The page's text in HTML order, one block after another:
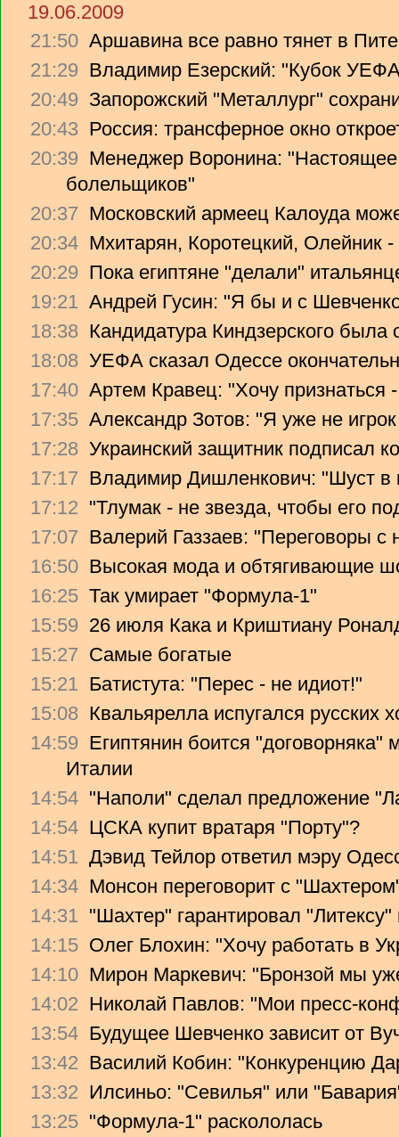
19.06.2009
21:50 Аршавина все равно тянет в
21:29 Владимир Езерский: "Кубок
20:49 Запорожский "Металлург"
20:43 Россия: трансферное окно
20:39 Менеджер Воронина: "Настоящее
болельщиков"
20:37 Московский армеец Калоуда
20:34 Мхитарян, Коротецкий, Олейник -
20:29 Пока египтяне "делали"
19:21 Андрей Гусин: "Я бы и с
18:38 Кандидатура Киндзерского была
18:08 УЕФА сказал Одессе
17:40 Артем Кравец: "Хочу признаться
17:35 Александр Зотов: "Я уже не
17:28 Украинский защитник подписал
17:17 Владимир Дишленкович: "Шуст в
17:12 "Тлумак - не звезда, чтобы его
17:07 Валерий Газзаев: "Переговоры с
16:50 Высокая мода и обтягивающие
16:25 Так умирает "Формула-1"
15:59 26 июля Кака и Криштиану
15:27 Самые богатые
15:21 Батистута: "Перес - не идиот!"
15:08 Квальярелла испугался русских
14:59 Египтянин боится
Италии
14:54 "Наполи" сделал предложение
14:54 ЦСКА купит вратаря "Порту"?
14:51 Дэвид Тейлор ответил мэру
14:34 Монсон переговорит с
14:31 "Шахтер" гарантировал
14:15 Олег Блохин: "Хочу работать в
14:10 Мирон Маркевич: "Бронзой мы
14:02 Николай Павлов: "Мои пресс-
13:54 Будущее Шевченко зависит от
13:42 Василий Кобин: "Конкуренцию
13:32 Илсиньо: "Севилья" или
13:25 "Формула-1" раскололась